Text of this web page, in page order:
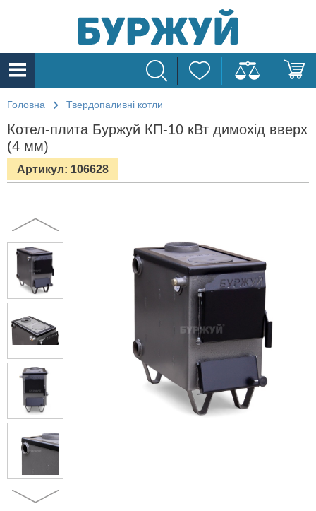
Головна Твердопаливні котли
Котел-плита Буржуй КП-10 кВт димохід вверх
(4 мм)
Артикул: 106628